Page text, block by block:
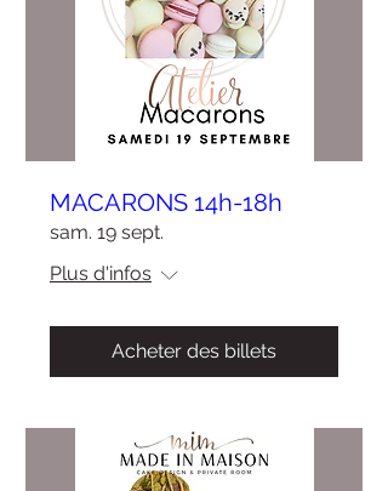
MACARONS 14h-18h
sam. 19 sept.
Plus d'infos
Acheter des billets